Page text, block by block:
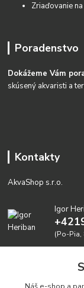
Zriaďovanie
Poradenstvo
Dokážeme Vám
skúsený akvaristi a
Kontakty
AkvaShop s.r.o.
Igor
(Po-Pia,